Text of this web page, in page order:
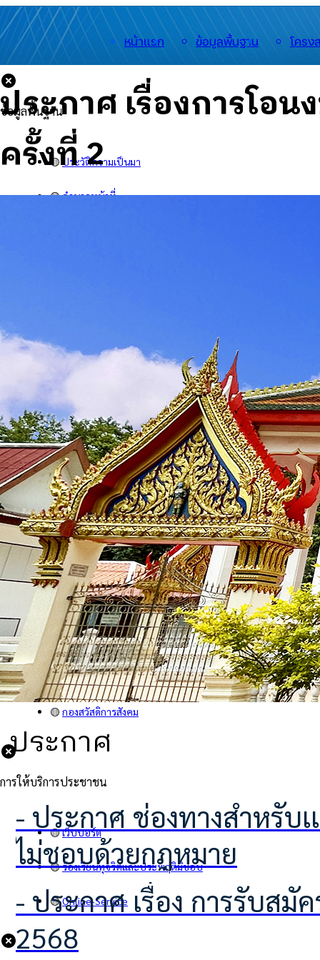
หน้าแรก ข้อมูลพื้นฐาน โครง
ข้อมูลพื้นฐาน
🟡 ประวัติความเป็นมา
🟡อำนาจหน้าที่
บุคลากร
🟡สำนักงานปลัด
🟡กองการศึกษา ศาสนา และวัฒนธรรม
ข้อมูลการดำเนินงาน
🟡แผนพัฒนา
🟡 บริหารงานบุคคล
🟡คำสั่ง
🟡กองคลัง
🟡 กองสวัสดิการสังคม
การให้บริการประชาชน
🟡เว็บบอร์ด
🟡ร้องเรียนทุจริตและประพฤติมิชอบ
🟡Online-Service
ประกาศ เรื่องการโอ
ครั้งที่ 2
ประกาศ
- ประกาศ ช่องทางสำหรับเเจ้งเบาะเเสป้ายโฆษณาหรือสิ่งอื่นใดที่รุกล้ำทางสาธารณะที่
ไม่ชอบด้วยกฎหมาย
- ประกาศ เรื่อง การรับสมัครอาสาสมัครท้องถิ่นรักษ์โลก (อถล.)ประจำปีงบประมาณ
2568